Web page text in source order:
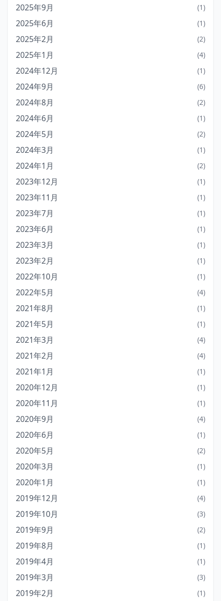
2025年9月 (1)
2025年6月 (1)
2025年2月 (2)
2025年1月 (4)
2024年12月 (1)
2024年9月 (6)
2024年8月 (2)
2024年6月 (1)
2024年5月 (2)
2024年3月 (1)
2024年1月 (2)
2023年12月 (1)
2023年11月 (1)
2023年7月 (1)
2023年6月 (1)
2023年3月 (1)
2023年2月 (1)
2022年10月 (1)
2022年5月 (4)
2021年8月 (1)
2021年5月 (1)
2021年3月 (4)
2021年2月 (4)
2021年1月 (1)
2020年12月 (1)
2020年11月 (1)
2020年9月 (4)
2020年6月 (1)
2020年5月 (2)
2020年3月 (1)
2020年1月 (1)
2019年12月 (4)
2019年10月 (3)
2019年9月 (2)
2019年8月 (1)
2019年4月 (1)
2019年3月 (3)
2019年2月 (1)